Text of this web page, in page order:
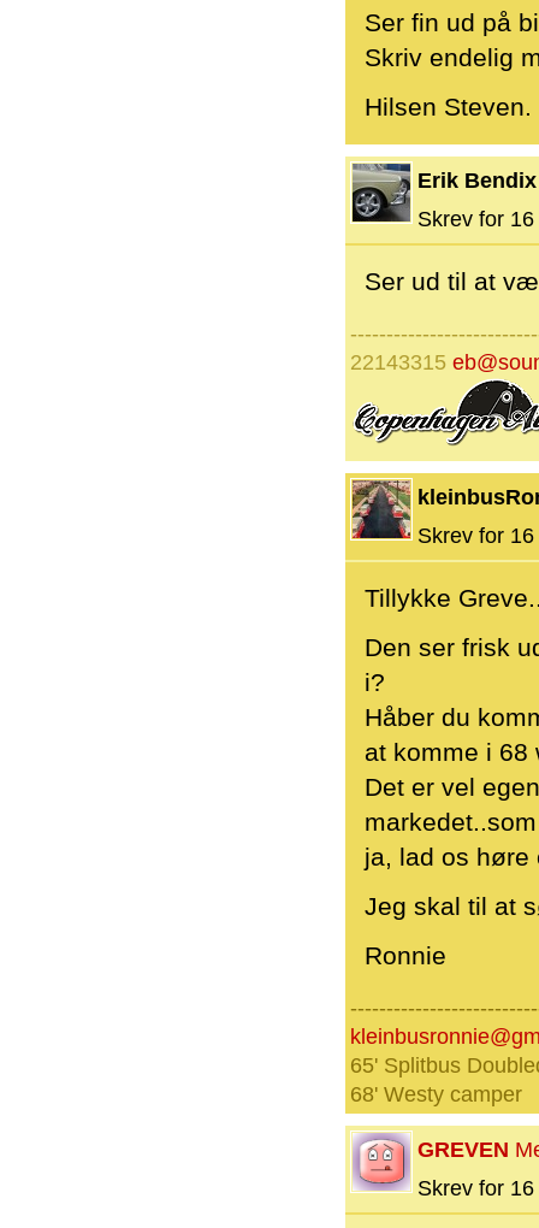
Ser fin ud på
Skriv endelig
Hilsen Steven.
Erik Bendix
Skrev for
Ser ud til at
22143315
Skrev for
Tillykke
Den ser frisk
i?
Håber du
at komme i 68
Det er vel
ja, lad os høre
Jeg skal til at
Ronnie
65' Splitbus
68' Westy camper
GREVEN
Skrev for